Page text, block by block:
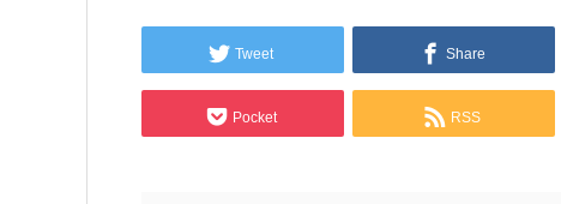
Tweet Share
Pocket RSS